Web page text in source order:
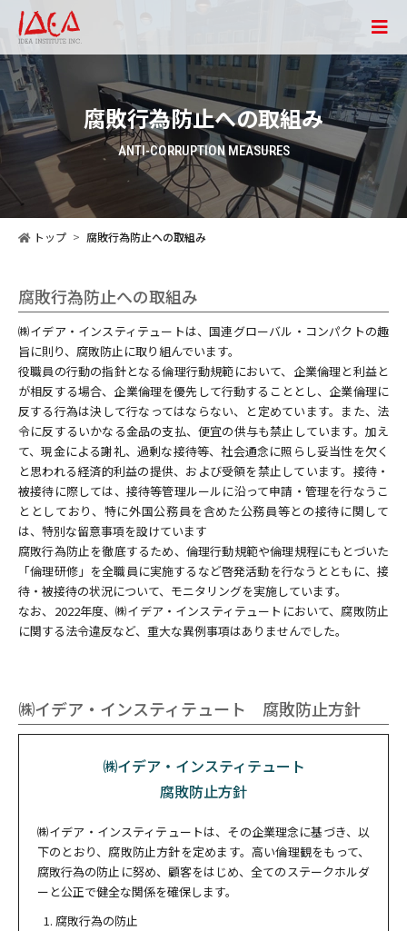
腐敗行為防止への取組み
ANTI-CORRUPTION MEASURES
トップ 腐敗行為防止への取組み
腐敗行為防止への取組み
㈱イデア・インスティテュートは、国連グローバル・コンパクトの趣
旨に則り、腐敗防止に取り組んでいます。
役職員の行動の指針となる倫理行動規範において、企業倫理と利益と
が相反する場合、企業倫理を優先して行動することとし、企業倫理に
反する行為は決して行なってはならない、と定めています。また、法
令に反するいかなる金品の支払、便宜の供与も禁止しています。加え
て、現金による謝礼、過剰な接待等、社会通念に照らし妥当性を欠く
と思われる経済的利益の提供、および受領を禁止しています。接待・
被接待に際しては、接待等管理ルールに沿って申請・管理を行なうこ
ととしており、特に外国公務員を含めた公務員等との接待に関して
は、特別な留意事項を設けています
腐敗行為防止を徹底するため、倫理行動規範や倫理規程にもとづいた
「倫理研修」を全職員に実施するなど啓発活動を行なうとともに、接
待・被接待の状況について、モニタリングを実施しています。
なお、2022年度、㈱イデア・インスティテュートにおいて、腐敗防止
に関する法令違反など、重大な異例事項はありませんでした。
㈱イデア・インスティテュート 腐敗防止方針
㈱イデア・インスティテュート
腐敗防止方針
㈱イデア・インスティテュートは、その企業理念に基づき、以
下のとおり、腐敗防止方針を定めます。高い倫理観をもって、
腐敗行為の防止に努め、顧客をはじめ、全てのステークホルダ
ーと公正で健全な関係を確保します。
腐敗行為の防止